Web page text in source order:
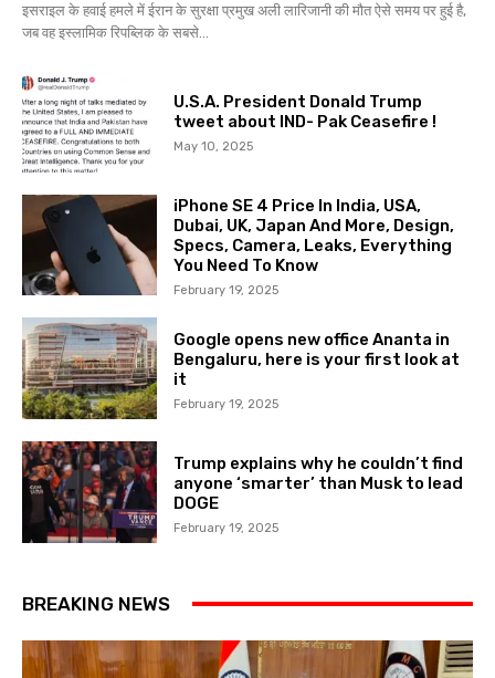
इसराइल के हवाई हमले में ईरान के सुरक्षा प्रमुख अली लारिजानी की मौत ऐसे समय पर हुई है,
जब वह इस्लामिक रिपब्लिक के सबसे...
U.S.A. President Donald Trump
tweet about IND- Pak Ceasefire !
May 10, 2025
iPhone SE 4 Price In India, USA,
Dubai, UK, Japan And More, Design,
Specs, Camera, Leaks, Everything
You Need To Know
February 19, 2025
Google opens new office Ananta in
Bengaluru, here is your first look at
it
February 19, 2025
Trump explains why he couldn’t find
anyone ‘smarter’ than Musk to lead
DOGE
February 19, 2025
BREAKING NEWS